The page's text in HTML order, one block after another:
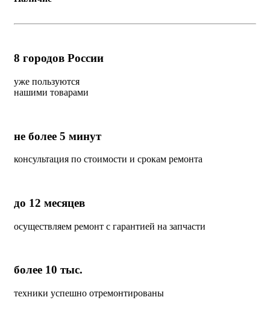
8 городов России
уже пользуются
нашими товарами
не более 5 минут
консультация по стоимости и срокам ремонта
до 12 месяцев
осуществляем ремонт с гарантией на запчасти
более 10 тыс.
техники успешно отремонтированы